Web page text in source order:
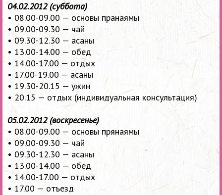
04.02.2012 (суббота)
• 08.00-09.00 — основы пранаямы
• 09.00-09.30 — чай
• 09.30-12.30 — асаны
• 13.00-14.00 — обед
• 14.00-17.00 — отдых
• 17.00-19.00 — асаны
• 19.30-20.15 — ужин
• 20.15 — отдых (индивидуальная консультация)
05.02.2012 (воскресенье)
• 08.00-09.00 — основы прянаямы
• 09.00-09.30 — чай
• 09.30-12.30 — асаны
• 13.00-14.00 — обед
• 14.00-17.00 — отдых
• 17.00 — отъезд